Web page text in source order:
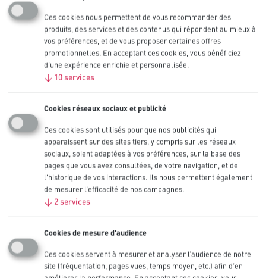
Nous mettons tout en œuvre pour assurer la précision des
descriptions de produits mais, compte tenu des processus de
fabrication et d’amélioration continue de nos produits, les
descriptions et emballages des produits présentés sur les Sites
Internet Duracell sont susceptibles de ne pas correspondre
exactement au produit équivalent.
Si un produit ou service de Duracell est mentionné, sur l’un
d’une erreur, Duracell aura le droit de refuser ou d’annuler les
commandes de produits ou services mentionnées au prix incorrect.
Duracell aura le droit de refuser ou d’annuler de telles commandes,
que celles-ci aient ou non été confirmées et que votre carte de crédit
ait ou non été débitée. Si votre carte de crédit a déjà été débitée pour
l’achat et votre commande annulée, Duracell créditera le compte de
votre carte du montant du prix incorrect.
Durée ; résiliation
produits Duracell, qui seront régis par les conditions générales de
vente standard. Duracell pourra résilier les présentes Conditions
générales sans préavis à tout moment et pour quelle que raison que
Ces cookies nous permettent de vous recommander des
produits, des services et des contenus qui répondent au mieux à
vos préférences, et de vous proposer certaines offres
promotionnelles. En acceptant ces cookies, vous bénéficiez
d’une expérience enrichie et personnalisée.
↓ 10 services
Cookies réseaux sociaux et publicité
Ces cookies sont utilisés pour que nos publicités qui
apparaissent sur des sites tiers, y compris sur les réseaux
sociaux, soient adaptées à vos préférences, sur la base des
pages que vous avez consultées, de votre navigation, et de
l'historique de vos interactions. Ils nous permettent également
de mesurer l’efficacité de nos campagnes.
↓ 2 services
Cookies de mesure d'audience
Ces cookies servent à mesurer et analyser l’audience de notre
site (fréquentation, pages vues, temps moyen, etc.) afin d’en